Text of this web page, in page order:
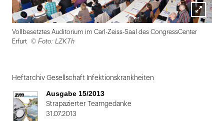
Lightbox
öffnen
Vollbesetztes Auditorium im Carl-Zeiss-Saal des CongressCenter
Erfurt
© Foto: LZKTh
1
von
2
Heftarchiv Gesellschaft Infektionskrankheiten
Ausgabe 15/2013
Strapazierter Teamgedanke
31.07.2013